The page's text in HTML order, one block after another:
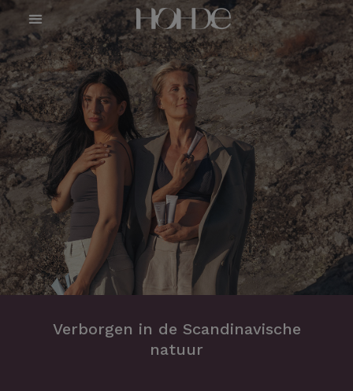
Skip
content
Menu
Verborgen in de Scandinavische
natuur